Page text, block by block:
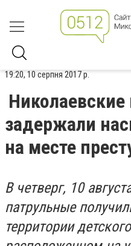
19:20, 10 серпня 2017 р.
задержали
на месте
В четверг, 10
патрульные
территории